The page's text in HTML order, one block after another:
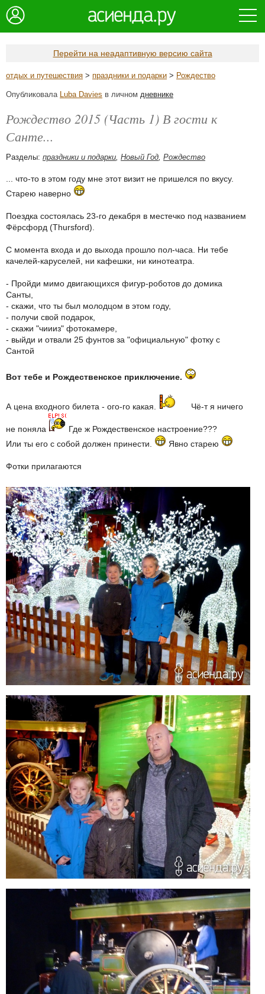
Перейти на неадаптивную версию сайта
отдых и путешествия > праздники и подарки > Рождество
Опубликовала Luba Davies в личном дневнике
Рождество 2015 (Часть 1) В гости к
Санте...
Разделы: праздники и подарки, Новый Год, Рождество
... что-то в этом году мне этот визит не пришелся по вкусу.
Старею наверно
Поездка состоялась 23-го декабря в местечко под названием
Фёрсфорд (Thursford).
С момента входа и до выхода прошло пол-часа. Ни тебе
качелей-каруселей, ни кафешки, ни кинотеатра.
- Пройди мимо двигающихся фигур-роботов до домика
Санты,
- скажи, что ты был молодцом в этом году,
- получи свой подарок,
- скажи "чиииз" фотокамере,
- выйди и отвали 25 фунтов за "официальную" фотку с
Сантой
Вот тебе и Рождественское приключение.
А цена входного билета - ого-го какая. Чё-т я ничего
не поняла
Где ж Рождественское настроение???
Или ты его с собой должен принести.
Явно старею
Фотки прилагаются